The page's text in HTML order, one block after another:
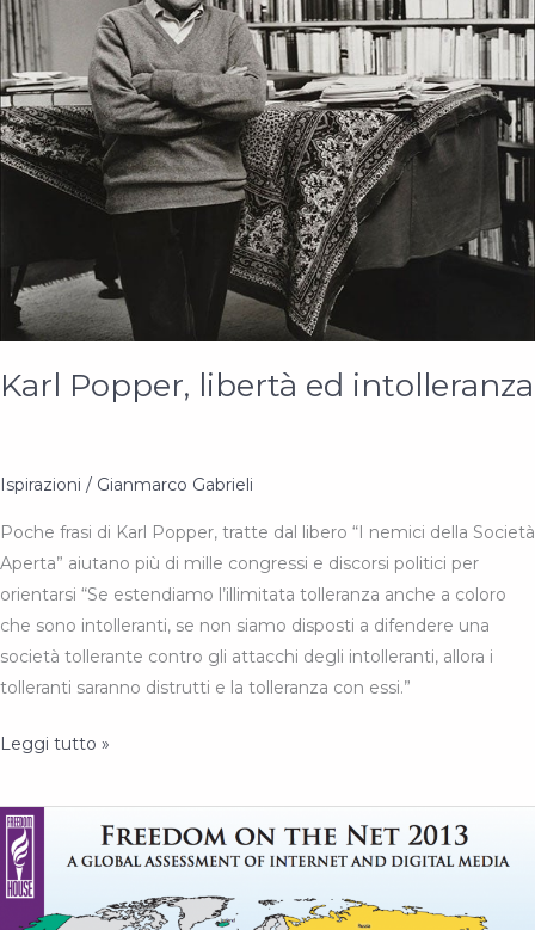
Karl Popper, libertà ed intolleranza
Ispirazioni / Gianmarco Gabrieli
Poche frasi di Karl Popper, tratte dal libero “I nemici della Società
Aperta” aiutano più di mille congressi e discorsi politici per
orientarsi “Se estendiamo l’illimitata tolleranza anche a coloro
che sono intolleranti, se non siamo disposti a difendere una
società tollerante contro gli attacchi degli intolleranti, allora i
tolleranti saranno distrutti e la tolleranza con essi.”
Karl
libertà
ed
intolleranza
Leggi tutto »